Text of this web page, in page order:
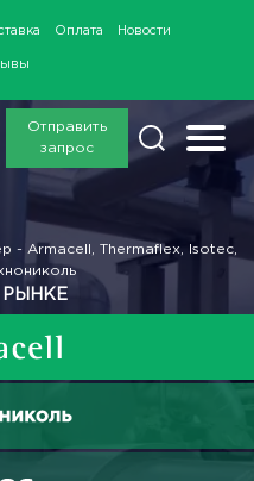
Оплата Новости
Отправить
запрос
Armacell, Thermaflex, Isotec,
РЫНКЕ